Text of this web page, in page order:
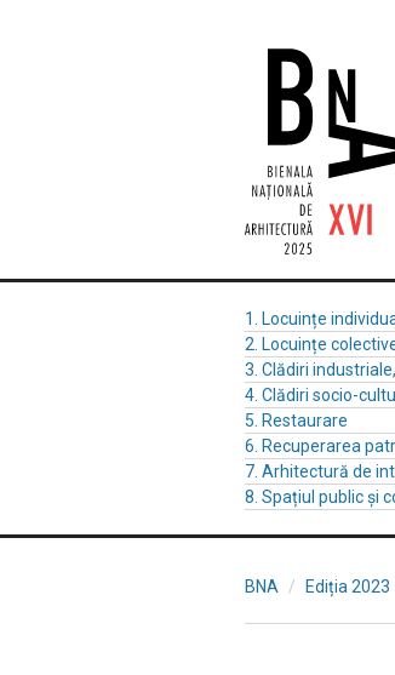
1. Locuințe
2. Locuințe
3. Clădiri
4. Clădiri socio-
5. Restaurare
6. Recuperarea
7. Arhitectură de
8. Spațiul public și
BNA Ediția 2023